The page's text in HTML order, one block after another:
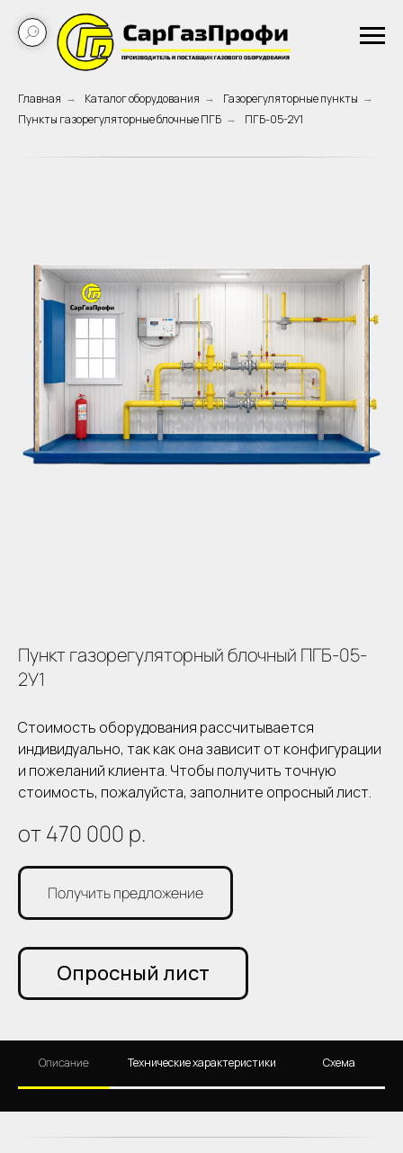
Главная → Каталог оборудования → Газорегуляторные пункты →
Пункты газорегуляторные блочные ПГБ → ПГБ-05-2У1
Пункт газорегуляторный блочный ПГБ-05-
2У1
Стоимость оборудования рассчитывается
индивидуально, так как она зависит от конфигурации
и пожеланий клиента. Чтобы получить точную
стоимость, пожалуйста, заполните опросный лист.
от 470 000 р.
Получить предложение
Опросный лист
Описание Технические характеристики Схема